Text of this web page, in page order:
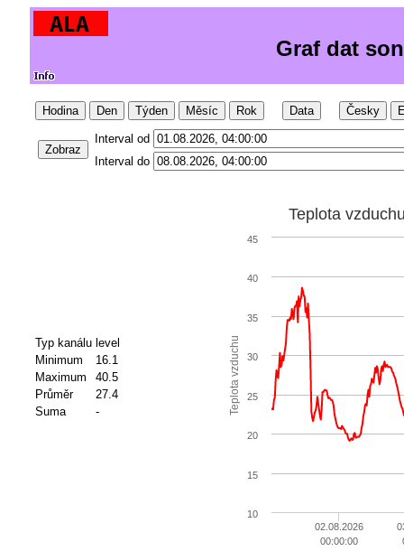
Graf dat
Hodina Den Týden Měsíc Rok Data Česky
Zobraz
Interval od
Interval do
Typ kanálu level
Minimum
16.1
Maximum
40.5
Průměr
27.4
Suma
- Teplota vzduchu
Teplota
02.08.2026
00:00:00
10
15
20
25
30
35
40
45